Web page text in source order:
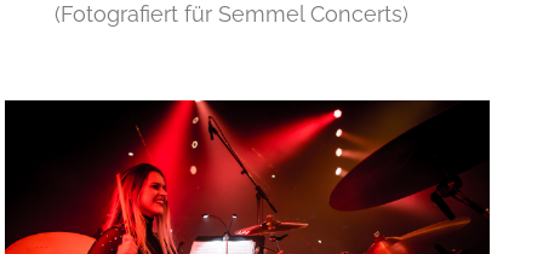
(Fotografiert für Semmel Concerts)